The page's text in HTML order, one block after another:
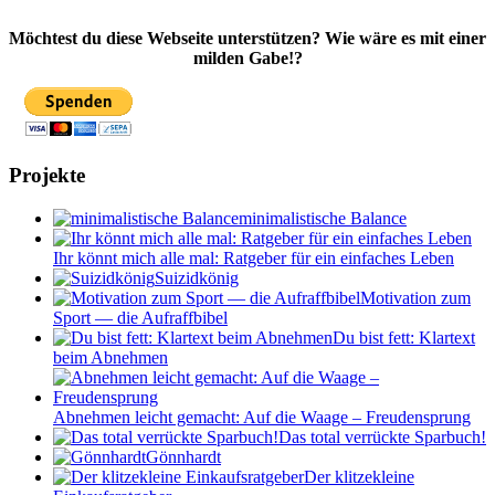
Möchtest du diese Webseite unterstützen? Wie wäre es mit einer
milden Gabe!?
Projekte
minimalistische Balance
Ihr könnt mich alle mal: Ratgeber für ein einfaches Leben
Suizidkönig
Motivation zum
Sport — die Aufraffbibel
Du bist fett: Klartext
beim Abnehmen
Abnehmen leicht gemacht: Auf die Waage – Freudensprung
Das total verrückte Sparbuch!
Gönnhardt
Der klitzekleine